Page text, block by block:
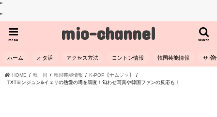
"
"
mio-channel search
menu
ホーム オタ活 アクセス方法 ヨントン情報 韓国芸能情報 サイ
HOME 韓 国 韓国芸能情報
K-POP【ナムジャ】
TXTヨンジュン&イェリの熱愛の噂を調査！匂わせ写真や韓国ファンの反応も！